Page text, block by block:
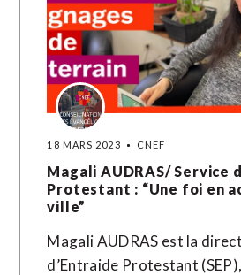
18 MARS 2023 CNEF
Magali AUDRAS/ Service
Protestant : “Une foi en
ville”
Magali AUDRAS est la
d’Entraide Protestant